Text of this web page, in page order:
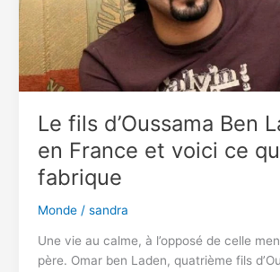
à
Oprah
Winfrey
Le fils d’Oussama Ben
en France et voici ce
fabrique
Monde/ sandra
Une vie au calme, à l’opposé de celle
père. Omar ben Laden, quatrième fils